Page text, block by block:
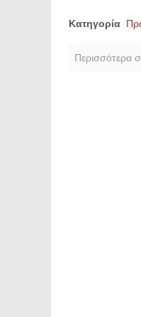
Κατηγορία
Περισσότερα